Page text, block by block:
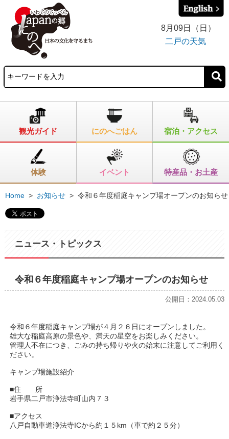
8月09日（日）
二戸の天気
観光ガイド にのへごはん 宿泊・アクセス
体験 イベント 特産品・お土産
Home > お知らせ > 令和６年度稲庭キャンプ場オープンのお知らせ
ニュース・トピックス
令和６年度稲庭キャンプ場オープンのお知らせ
公開日：2024.05.03
令和６年度稲庭キャンプ場が４月２６日にオープンしました。
雄大な稲庭高原の景色や、満天の星空をお楽しみください。
管理人不在につき、ごみの持ち帰りや火の始末に注意してご利用く
ださい。
キャンプ場施設紹介
■住 所
岩手県二戸市浄法寺町山内７３
■アクセス
八戸自動車道浄法寺ICから約１５km（車で約２５分）